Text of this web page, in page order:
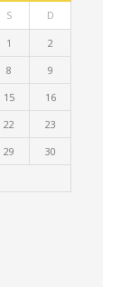
S D
1
2
8
9
15
16
22
23
29
30